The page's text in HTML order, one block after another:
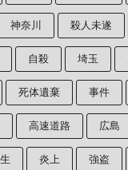
神奈川 殺人未遂
自殺 埼玉
死体遺棄 事件
高速道路 広島
炎上 強盗